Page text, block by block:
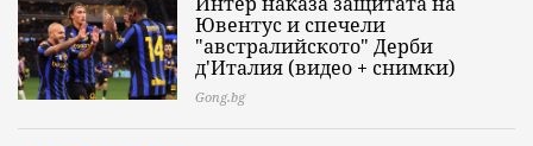
Ювентус и спечели
"австралийското" Дерби
д'Италия (видео + снимки)
Gong.bg